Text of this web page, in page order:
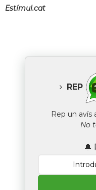
Estímul.cat
REP
Rep un avís
No
🔔